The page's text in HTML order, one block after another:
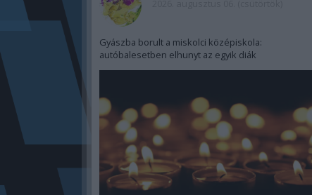
Gyászba borult a miskolci középiskola:
autóbalesetben elhunyt az egyik diák